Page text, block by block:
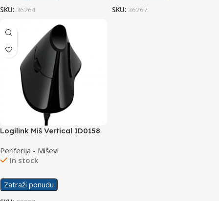
SKU: 36264 SKU: 36267
Logilink Miš Vertical ID0158
Periferija - Miševi
In stock
Zatraži ponudu